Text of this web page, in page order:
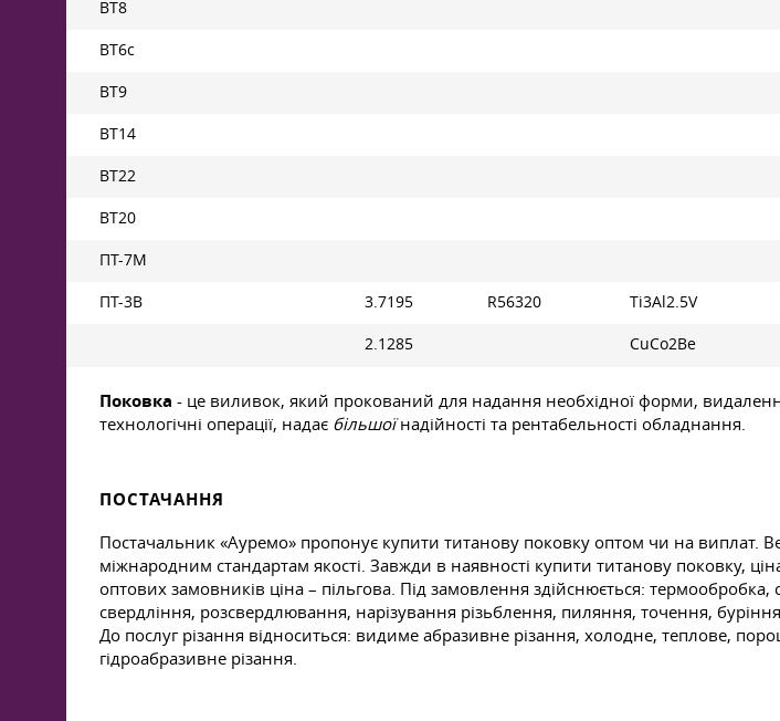
ВТ8
ВТ6с
ВТ9
ВТ14
ВТ22
ВТ20
ПТ-7М
ПТ-3В 3.7195 R56320 Ti3Al2.5V
2.1285 CuCo2Be
Поковка - це виливок, який прокований для надання необхідної форми,
технологічні операції, надає більшоїнадійності та рентабельності обладнання.
ПОСТАЧАННЯ
Постачальник «Ауремо» пропонує купити титанову поковку оптом чи на виплат.
міжнародним стандартам якості. Завжди в наявності купити титанову поковку,
оптових замовників ціна – пільгова. Під замовлення здійснюється:
свердління, розсвердлювання, нарізування різьблення, пиляння, точення,
До послуг різання відноситься: видиме абразивне різання, холодне, теплове,
гідроабразивне різання.